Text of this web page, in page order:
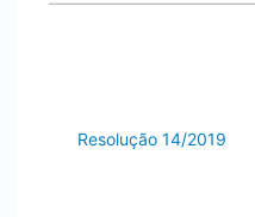
Resolução 14/2019